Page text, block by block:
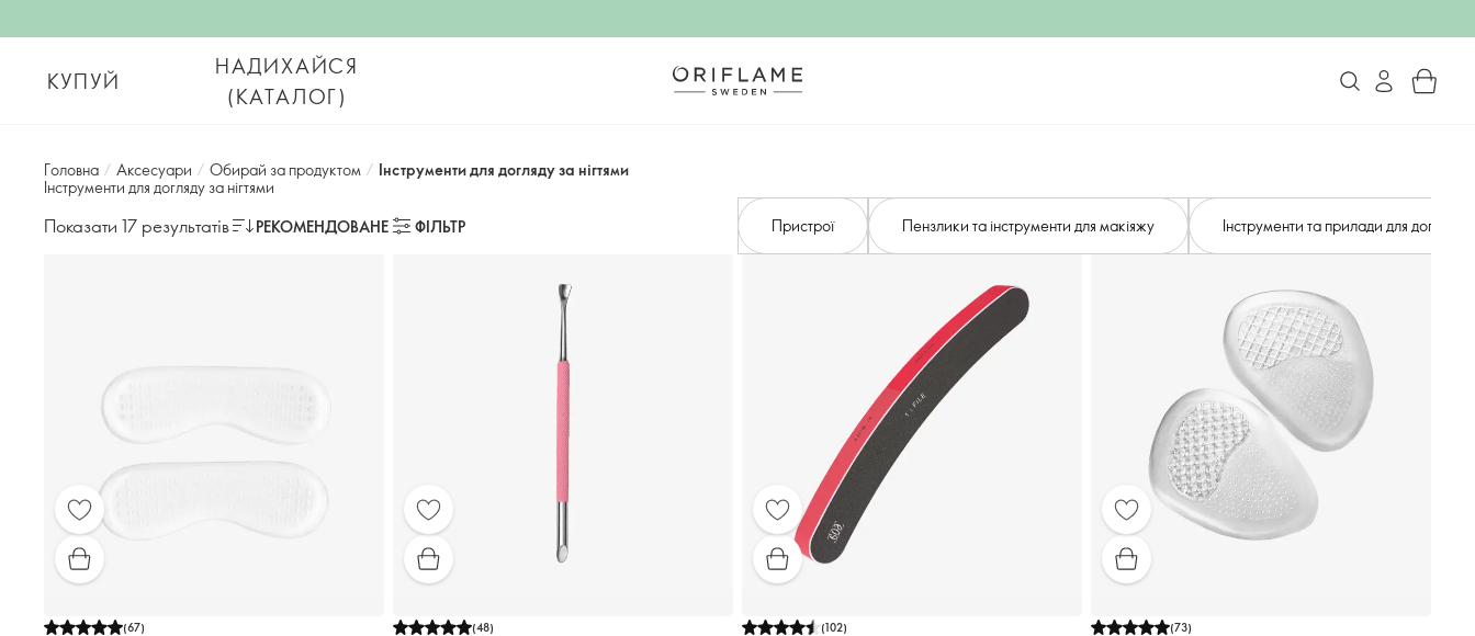
КУПУЙ
НАДИХАЙСЯ
(КАТАЛОГ)
Головна / Аксесуари / Обирай за продуктом / Інструменти для догляду за нігтями​
Інструменти для догляду за нігтями​
Показати 17 результатів РЕКОМЕНДОВАНЕ ФІЛЬТР Пристрої Пензлики та інструменти для макіяжу Інструменти та прилади для догляду
(67) (48) (102) (73)